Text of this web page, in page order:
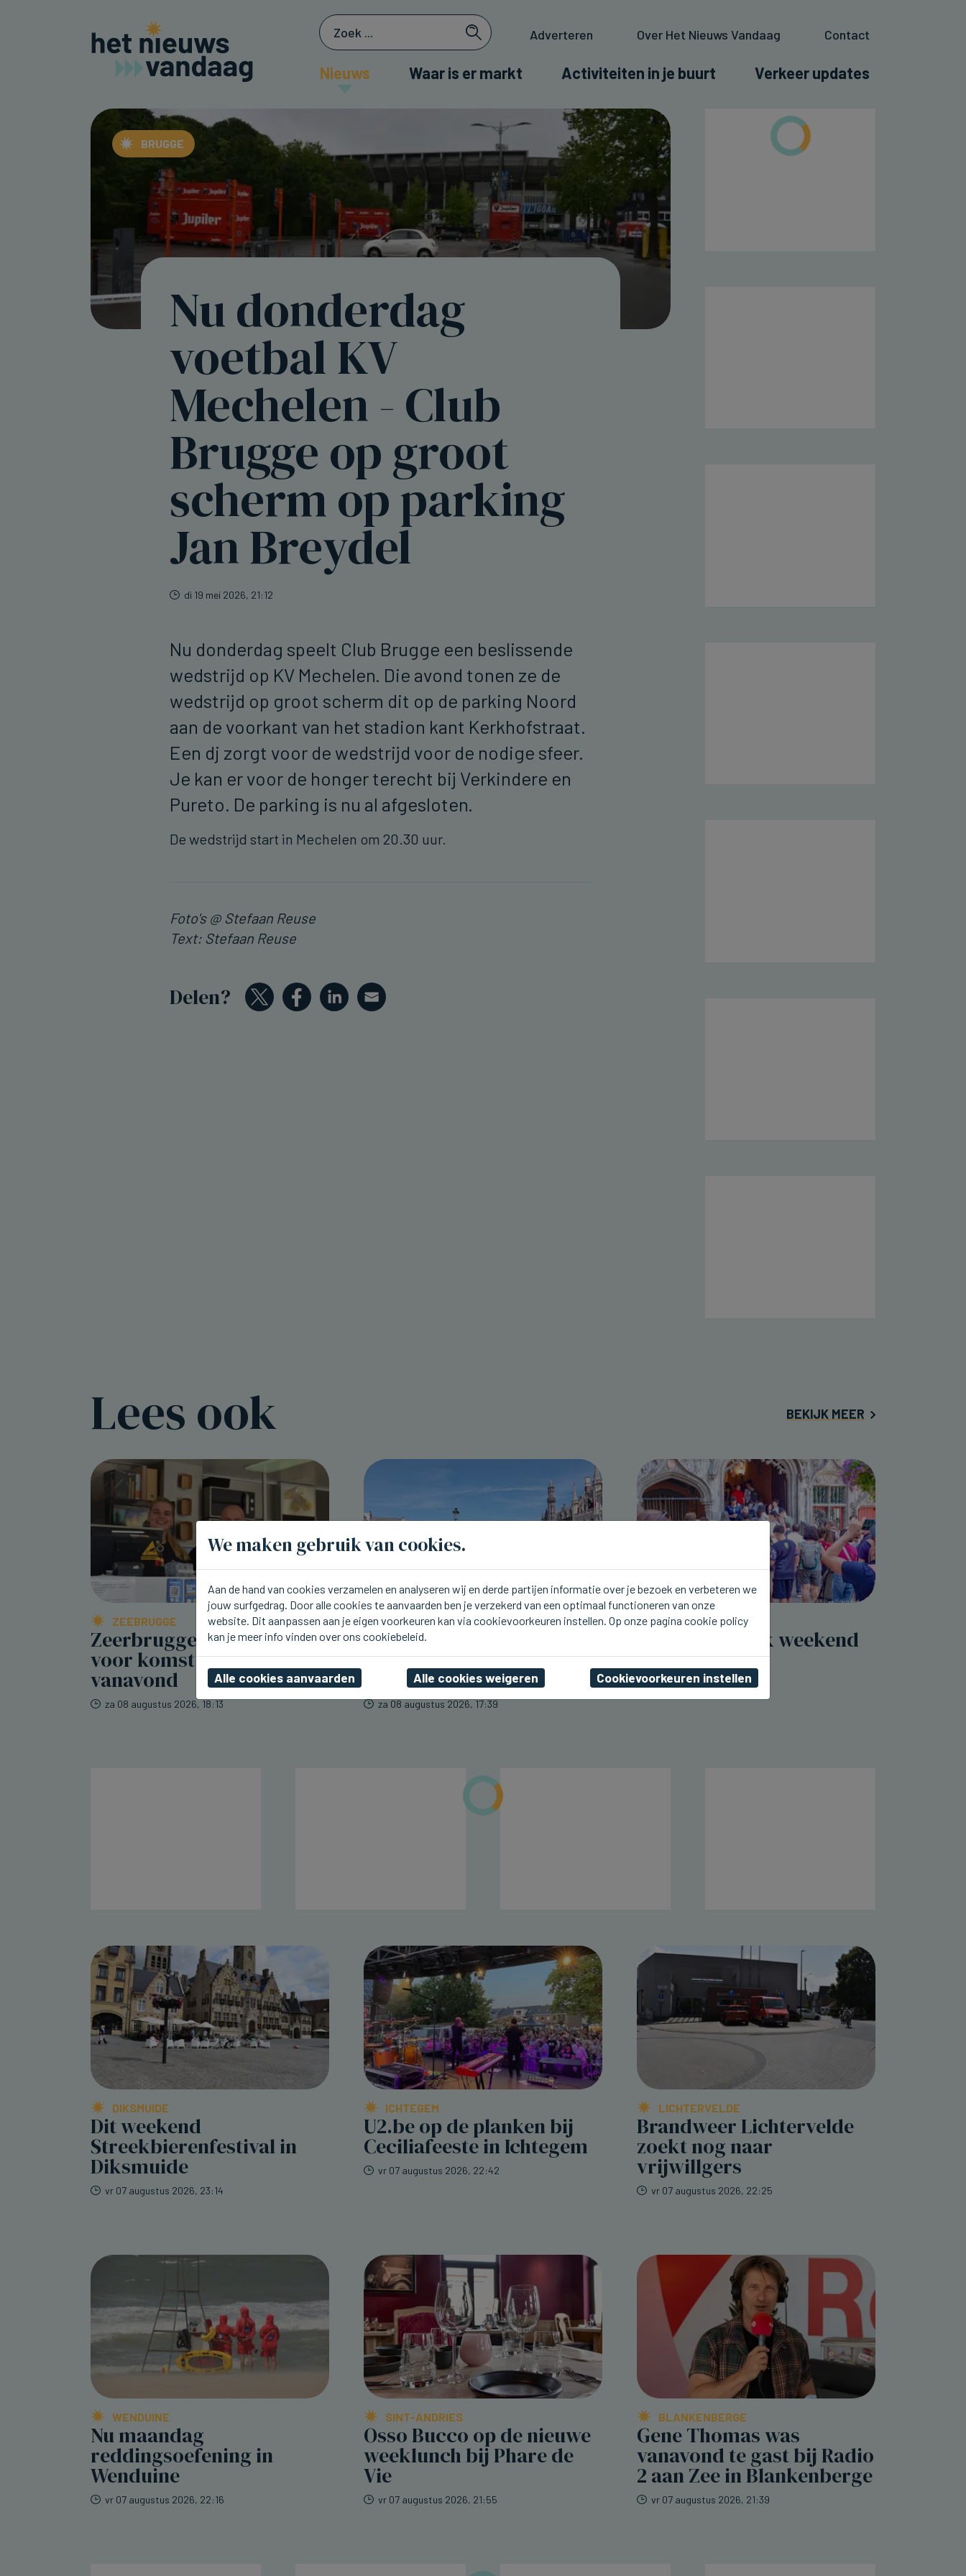
Adverteren Over Het Nieuws Vandaag Contact
Nieuws Waar is er markt Activiteiten in je buurt Verkeer updates
BRUGGE
Nu donderdag
voetbal KV
Mechelen - Club
Brugge op groot
scherm op parking
Jan Breydel
di 19 mei 2026, 21:12
Nu donderdag speelt Club Brugge een beslissende
wedstrijd op KV Mechelen. Die avond tonen ze de
wedstrijd op groot scherm dit op de parking Noord
aan de voorkant van het stadion kant Kerkhofstraat.
Een dj zorgt voor de wedstrijd voor de nodige sfeer.
Je kan er voor de honger terecht bij Verkindere en
Pureto. De parking is nu al afgesloten.
De wedstrijd start in Mechelen om 20.30 uur.
Foto's @ Stefaan Reuse
Text: Stefaan Reuse
Delen?
Lees ook BEKIJK MEER
ZEEBRUGGE
Zeerbrugge maakt zich op
voor komst David Guetta
vanavond
za 08 augustus 2026, 18:13
BRUGGE
Brugse dansscholen
bieden initiatie op de
Markt met Bals des Amis
za 08 augustus 2026, 17:39
BRUGGE
Bijzonder druk weekend
in Brugge
za 08 augustus 2026, 17:16
DIKSMUIDE
Dit weekend
Streekbierenfestival in
Diksmuide
vr 07 augustus 2026, 23:14
ICHTEGEM
U2.be op de planken bij
Ceciliafeeste in Ichtegem
vr 07 augustus 2026, 22:42
LICHTERVELDE
Brandweer Lichtervelde
zoekt nog naar
vrijwillgers
vr 07 augustus 2026, 22:25
WENDUINE
Nu maandag
reddingsoefening in
Wenduine
vr 07 augustus 2026, 22:16
SINT-ANDRIES
Osso Bucco op de nieuwe
weeklunch bij Phare de
Vie
vr 07 augustus 2026, 21:55
BLANKENBERGE
Gene Thomas was
vanavond te gast bij Radio
2 aan Zee in Blankenberge
vr 07 augustus 2026, 21:39
We maken gebruik van cookies.
Aan de hand van cookies verzamelen en analyseren wij en derde partijen informatie over je bezoek en verbeteren we
jouw surfgedrag. Door alle cookies te aanvaarden ben je verzekerd van een optimaal functioneren van onze
website. Dit aanpassen aan je eigen voorkeuren kan via cookievoorkeuren instellen. Op onze pagina cookie policy
kan je meer info vinden over ons cookiebeleid.
Alle cookies aanvaarden Alle cookies weigeren Cookievoorkeuren instellen